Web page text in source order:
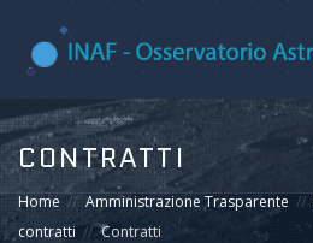
CONTRATTI
Home Amministrazione Trasparente
contratti
Contratti